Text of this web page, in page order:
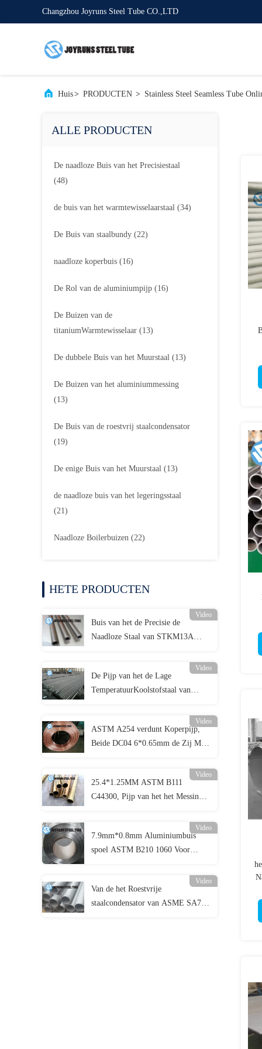
Changzhou Joyruns Steel Tube CO.,LTD
Huis> PRODUCTEN > Stainless Steel Seamless Tube
ALLE PRODUCTEN
De naadloze Buis van het Precisiestaal
(48)
de buis van het warmtewisselaarstaal (34)
De Buis van staalbundy (22)
naadloze koperbuis (16)
De Rol van de aluminiumpijp (16)
De Buizen van de
titaniumWarmtewisselaar (13)
De dubbele Buis van het Muurstaal (13)
De Buizen van het aluminiummessing
(13)
De Buis van de roestvrij staalcondensator
(19)
De enige Buis van het Muurstaal (13)
de naadloze buis van het legeringsstaal
(21)
Naadloze Boilerbuizen (22)
HETE PRODUCTEN
Video
Buis van het de Precisie de
Naadloze Staal van STKM13A
Naadloze Staal
Video
De Pijp van het de Lage
TemperatuurKoolstofstaal van
Video
ASTM A254 verdunt Koperpijp,
Beide DC04 6*0.65mm de Zij Met
Video
25.4*1.25MM ASTM B111
C44300, Pijp van het het Messings
Video
7.9mm*0.8mm Aluminiumbuis
spoel ASTM B210 1060 Voor
Video
Van de het Roestvrije
staalcondensator van ASME SA790